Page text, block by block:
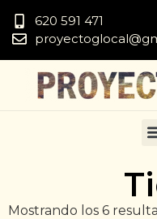
620 591 471
Mostrando los 6